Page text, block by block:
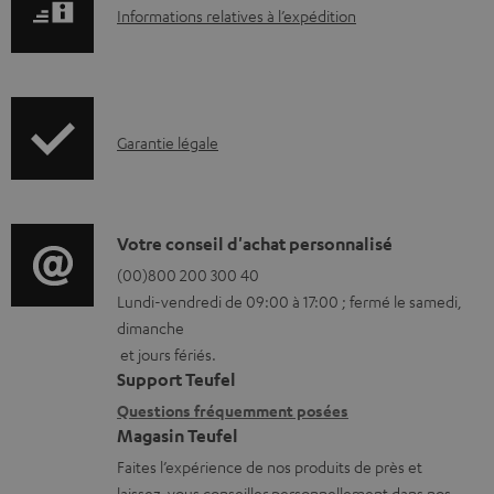
s
é
a
r
g
e
a
b
l
e
.
d
t
.
s
u
p
p
o
r
I
r
t
i
o
n
s
r
e
l
Informations relatives à l’expédition
I
o
r
m
a
t
i
o
n
Garantie légale
D
é
t
a
i
l
s
c
Votre conseil d'achat personnalisé
(00)800 200 300 40
Lundi-vendredi de 09:00 à 17:00 ; fermé le samedi,
dimanche
et jours fériés.
Support Teufel
Questions fréquemment posées
Magasin Teufel
Faites l’expérience de nos produits de près et